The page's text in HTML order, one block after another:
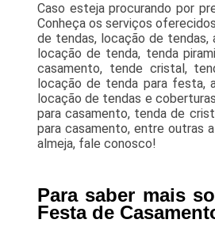
Caso esteja procurando por
Conheça os serviços
de tendas, locação de
locação de tenda, tenda
casamento, tende cristal,
locação de tenda para festa,
locação de tendas e
para casamento, tenda de
para casamento, entre outras
almeja, fale conosco!
Para saber mais
Festa de